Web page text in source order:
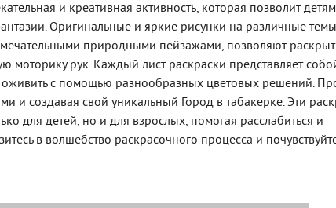
и креативная активность, которая позволит
Оригинальные и яркие рисунки на различные
природными пейзажами, позволяют
моторику рук. Каждый лист раскраски представляет
с помощью разнообразных цветовых решений.
и создавая свой уникальный Город в табакерке. Эти
для детей, но и для взрослых, помогая расслабиться и
в волшебство раскрасочного процесса и